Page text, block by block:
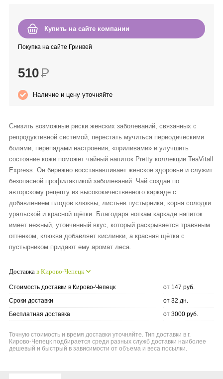
Intilia
Enjoy Care
Купить на сайте компании
Покупка на сайте Гринвей
510Р
Наличие и цену уточняйте
Снизить возможные риски женских заболеваний, связанных с
репродуктивной системой, перестать мучиться периодическими
болями, перепадами настроения, «приливами» и улучшить
состояние кожи поможет чайный напиток Pretty коллекции TeaVitall
Express. Он бережно восстанавливает женское здоровье и служит
безопасной профилактикой заболеваний. Чай создан по
авторскому рецепту из высококачественного каркаде с
добавлением плодов клюквы, листьев пустырника, корня солодки
уральской и красной щётки. Благодаря ноткам каркаде напиток
имеет нежный, утонченный вкус, который раскрывается травяным
оттенком, клюква добавляет кислинки, а красная щётка с
пустырником придают ему аромат леса.
Доставка в Кирово-Чепецк
Стоимость доставки в Кирово-Чепецк
от 147 руб.
Сроки доставки
от 32 дн.
Бесплатная доставка
от 3000 руб.
Точную стоимость и время доставки уточняйте. Тип доставки в г.
Кирово-Чепецк подбирается среди разных служб доставки наиболее
дешевый и быстрый в зависимости от объема и веса посылки.